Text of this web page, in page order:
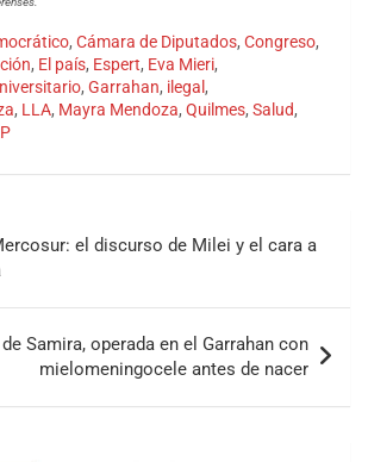
, Cámara de Diputados, Congreso,
, El país, Espert, Eva Mieri,
, Garrahan, ilegal ,
, LLA, Mayra Mendoza, Quilmes, Salud,
el discurso de Milei y el cara a
Samira, operada en el Garrahan con
mielomeningocele antes de nacer